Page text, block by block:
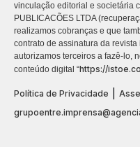
vinculação editorial e societária
PUBLICACÕES LTDA
realizamos cobranças e que
contrato de assinatura da
autorizamos terceiros a fazê-lo,
conteúdo digital “https://
Política de Privacidade